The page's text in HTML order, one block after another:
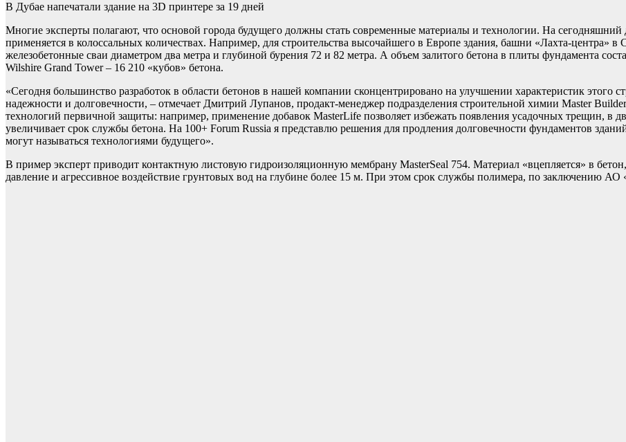
В Дубае напечатали здание на 3D принтере за 19 дней
Многие эксперты полагают, что основой города будущего должны стать современные материалы и технологии. На сегодняшний
применяется в колоссальных количествах. Например, для строительства высочайшего в Европе здания, башни «Лахта-центра»
железобетонные сваи диаметром два метра и глубиной бурения 72 и 82 метра. А объем залитого бетона в плиты фундамента
Wilshire Grand Tower – 16 210 «кубов» бетона.
«Сегодня большинство разработок в области бетонов в нашей компании сконцентрировано на улучшении характеристик этого
надежности и долговечности, – отмечает Дмитрий Лупанов, продакт-менеджер подразделения строительной химии Master
технологий первичной защиты: например, применение добавок MasterLife позволяет избежать появления усадочных трещин, в
увеличивает срок службы бетона. На 100+ Forum Russia я представлю решения для продления долговечности фундаментов
могут называться технологиями будущего».
В пример эксперт приводит контактную листовую гидроизоляционную мембрану MasterSeal 754. Материал «вцепляется» в
давление и агрессивное воздействие грунтовых вод на глубине более 15 м. При этом срок службы полимера, по заключению